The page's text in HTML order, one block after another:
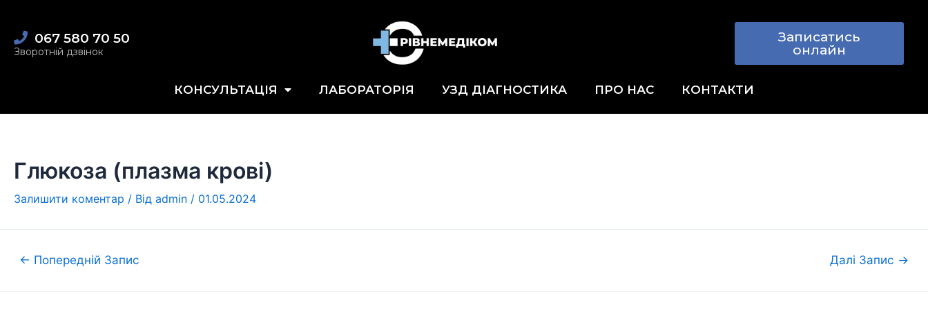
067 580 70 50
Зворотній дзвінок
Записатись
онлайн
КОНСУЛЬТАЦІЯ ЛАБОРАТОРІЯ УЗД ДІАГНОСТИКА ПРО НАС КОНТАКТИ
Глюкоза (плазма крові)
Залишити коментар / Від admin / 01.05.2024
← Попередній Запис Далі Запис →